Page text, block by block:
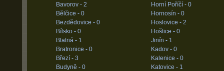
Bavorov - 2
Bělčice - 0
Bezdědovice - 0
Bílsko - 0
Blatná - 1
Bratronice - 0
Březí - 3
Budyně - 0
Horní Poříčí - 0
Hornosín - 0
Hoslovice - 2
Hoštice - 0
Jinín - 1
Kadov - 0
Kalenice - 0
Katovice - 1